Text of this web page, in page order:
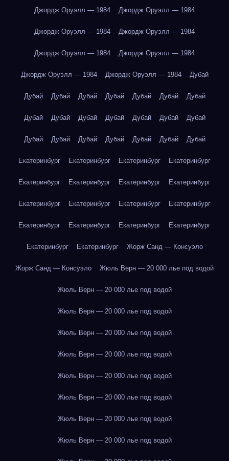
Джордж Оруэлл — 1984 Джордж Оруэлл — 1984
Джордж Оруэлл — 1984 Джордж Оруэлл — 1984
Джордж Оруэлл — 1984 Джордж Оруэлл — 1984
Джордж Оруэлл — 1984 Джордж Оруэлл — 1984 Дубай
Дубай Дубай Дубай Дубай Дубай Дубай Дубай
Дубай Дубай Дубай Дубай Дубай Дубай Дубай
Дубай Дубай Дубай Дубай Дубай Дубай Дубай
Екатеринбург Екатеринбург Екатеринбург Екатеринбург
Екатеринбург Екатеринбург Екатеринбург Екатеринбург
Екатеринбург Екатеринбург Екатеринбург Екатеринбург
Екатеринбург Екатеринбург Екатеринбург Екатеринбург
Екатеринбург Екатеринбург Жорж Санд — Консуэло
Жорж Санд — Консуэло Жюль Верн — 20 000 лье под водой
Жюль Верн — 20 000 лье под водой
Жюль Верн — 20 000 лье под водой
Жюль Верн — 20 000 лье под водой
Жюль Верн — 20 000 лье под водой
Жюль Верн — 20 000 лье под водой
Жюль Верн — 20 000 лье под водой
Жюль Верн — 20 000 лье под водой
Жюль Верн — 20 000 лье под водой